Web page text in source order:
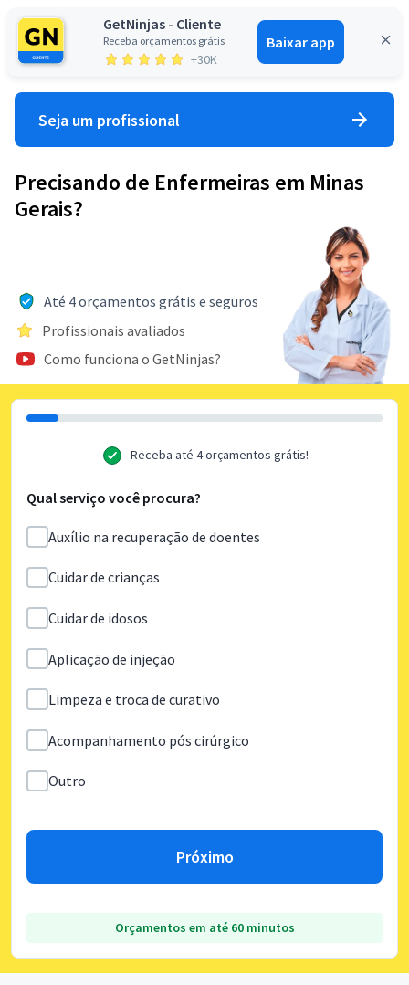
GetNinjas - Cliente
Receba orçamentos grátis
+30K
Baixar app
Entrar
Seja um profissional
Precisando de Enfermeiras em Minas
Gerais?
Até 4 orçamentos grátis e seguros
Profissionais avaliados
Como funciona o GetNinjas?
Receba até 4 orçamentos grátis!
Qual serviço você procura?
Auxílio na recuperação de doentes
Cuidar de crianças
Cuidar de idosos
Aplicação de injeção
Limpeza e troca de curativo
Acompanhamento pós cirúrgico
Outro
Próximo
Orçamentos em até 60 minutos